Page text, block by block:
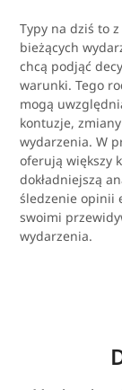
Typy na dziś to
bieżących
chcą podjąć
warunki. Tego
mogą
kontuzje,
wydarzenia. W
oferują większy
dokładniejszą
śledzenie opinii
swoimi
wydarzenia.